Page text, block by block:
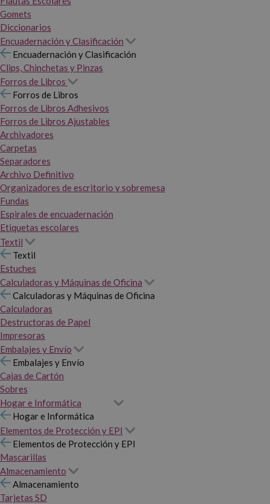
Gomets
Diccionarios
Encuadernación y Clasificación
Encuadernación y Clasificación
Clips, Chinchetas y Pinzas
Forros de Libros
Forros de Libros
Forros de Libros Adhesivos
Forros de Libros Ajustables
Archivadores
Carpetas
Separadores
Archivo Definitivo
Organizadores de escritorio y sobremesa
Fundas
Espirales de encuadernación
Etiquetas escolares
Textil
Textil
Estuches
Calculadoras y Máquinas de Oficina
Calculadoras y Máquinas de Oficina
Calculadoras
Destructoras de Papel
Impresoras
Embalajes y Envío
Embalajes y Envío
Cajas de Cartón
Sobres
Hogar e Informática
Hogar e Informática
Elementos de Protección y EPI
Elementos de Protección y EPI
Mascarillas
Almacenamiento
Almacenamiento
Tarjetas SD